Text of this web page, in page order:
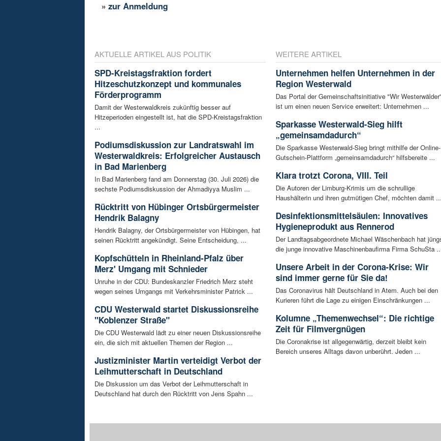
»zur Anmeldung
AKTUELLE ARTIKEL AUS POLITIK
SPD-Kreistagsfraktion fordert
Hitzeschutzkonzept und kommunales
Förderprogramm
Damit der Westerwaldkreis zukünftig besser auf
Hitzeperioden eingestellt ist, hat die SPD-Kreistagsfraktion
...
Podiumsdiskussion zur Landratswahl im
Westerwaldkreis: Erfolgreicher Austausch
in Bad Marienberg
In Bad Marienberg fand am Donnerstag (30. Juli 2026) die
sechste Podiumsdiskussion der Ahmadiyya Muslim ...
Rücktritt von Hübinger Ortsbürgermeister
Hendrik Balagny
Hendrik Balagny, der Ortsbürgermeister von Hübingen, hat
seinen Rücktritt angekündigt. Seine Entscheidung, ...
Kopfschütteln in Rheinland-Pfalz über
Merz' Umgang mit Schnieder
Unruhe in der CDU: Bundeskanzler Friedrich Merz steht
wegen seines Umgangs mit Verkehrsminister Patrick ...
CDU Westerwald startet Diskussionsreihe
"Koblenzer Straße"
Die CDU Westerwald lädt zu einer neuen Diskussionsreihe
ein, die sich mit aktuellen Themen der Region ...
Justizminister Martin verteidigt Verbot der
Leihmutterschaft in Deutschland
Die Diskussion um das Verbot der Leihmutterschaft in
Deutschland hat durch den Rücktritt von Jens Spahn ...
WEITERE ARTIKEL
Unternehmen helfen Unternehmen in der
Region Westerwald
Das Portal der Gemeinschaftsinitiative "Wir
ist um einen neuen Service erweitert: Unternehmen ...
Sparkasse Westerwald-Sieg hilft
„gemeinsamdadurch“
Die Sparkasse Westerwald-Sieg bringt mithilfe der Online-
Gutschein-Plattform „gemeinsamdadurch“ hilfsbereite ...
Klara trotzt Corona, VIII. Teil
Die Autoren der Limburg-Krimis um die schrullige
Haushälterin und ihren gutmütigen Chef, möchten damit
Desinfektionsmittelsäulen: Innovatives
Hygieneprodukt aus Rennerod
Der Landtagsabgeordnete Michael Wäschenbach hat
die junge innovative Maschinenbaufirma Firma SchuSta
Unsere Arbeit in der Corona-Krise: Wir
sind immer gerne für Sie da!
Das Coronavirus hält Deutschland in Atem. Auch bei den
Kurieren führt die Lage zu einigen Einschränkungen ...
Kolumne „Themenwechsel“: Die richtige
Zeit für Filmvergnügen
Die Coronakrise ist allgegenwärtig, derzeit bleibt kein
Bereich unseres Alltags davon unberührt. Jeden ...